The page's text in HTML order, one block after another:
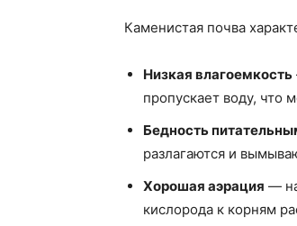
Каменистая почва
Низкая влагоемкость
пропускает воду, что
Бедность
разлагаются и
Хорошая аэрация —
кислорода к корням